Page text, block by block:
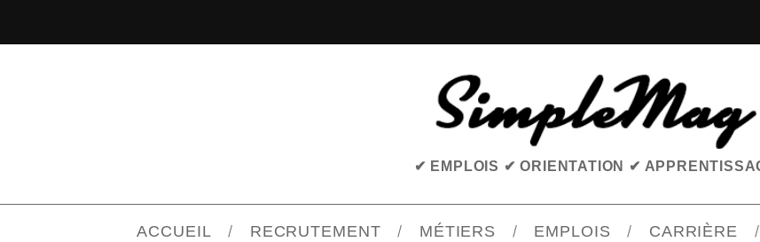
✔ EMPLOIS ✔ ORIENTATION ✔
ACCUEIL RECRUTEMENT MÉTIERS EMPLOIS CARRIÈRE